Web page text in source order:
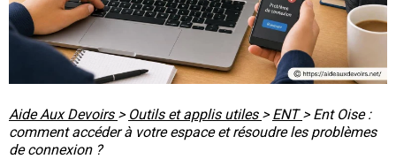
Aide Aux Devoirs > Outils et applis utiles > ENT > Ent Oise :
comment accéder à votre espace et résoudre les problèmes
de connexion ?